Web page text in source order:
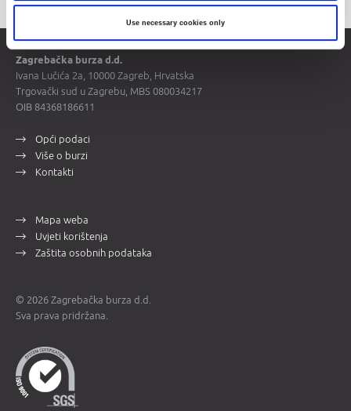
Use necessary cookies only
Zagrebačka burza d.d.
Ivana Lučića 2a, 10000 Zagreb, Hrvatska
Trgovački sud u Zagrebu, MBS 080034217
OIB 84368186611
Opći podaci
Više o burzi
Kontakti
Mapa weba
Uvjeti korištenja
Zaštita osobnih podataka
© 2026 Zagrebačka burza d.d.
Sva prava pridržana.